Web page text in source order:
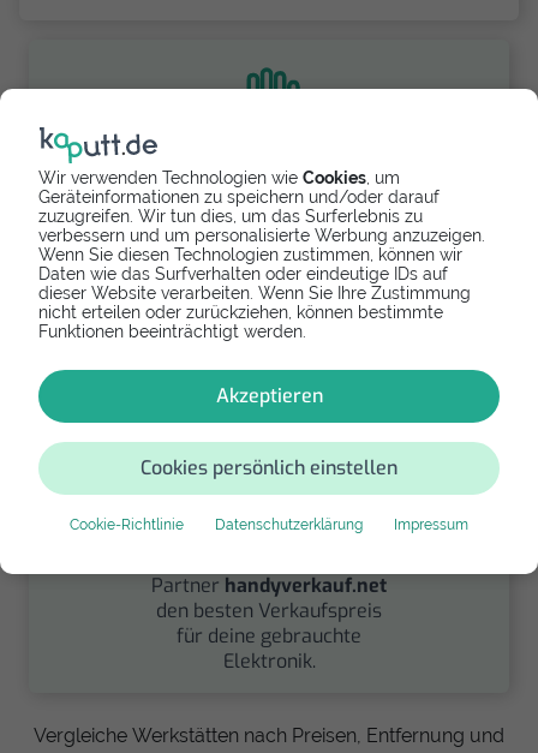
Wir verwenden Technologien wie Cookies , um
Geräteinformationen zu speichern und/oder darauf
zuzugreifen. Wir tun dies, um das Surferlebnis zu
verbessern und um personalisierte Werbung anzuzeigen.
Wenn Sie diesen Technologien zustimmen, können wir
Daten wie das Surfverhalten oder eindeutige IDs auf
dieser Website verarbeiten. Wenn Sie Ihre Zustimmung
nicht erteilen oder zurückziehen, können bestimmte
Funktionen beeinträchtigt werden.
Akzeptieren
Cookies persönlich einstellen
Cookie-Richtlinie Datenschutzerklärung Impressum
Spenden
Spende Dein Gerät über
handysfuerdieumwelt.de
für einen guten Zweck.
Verkaufen
Partner handyverkauf.net
den besten Verkaufspreis
für deine gebrauchte
Elektronik.
Vergleiche Werkstätten nach Preisen, Entfernung und